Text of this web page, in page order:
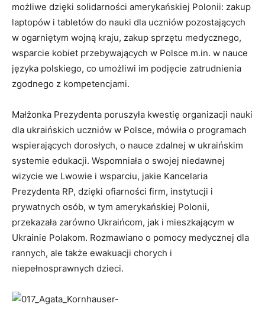
możliwe dzięki solidarności amerykańskiej Polonii: zakup
laptopów i tabletów do nauki dla uczniów pozostających
w ogarniętym wojną kraju, zakup sprzętu medycznego,
wsparcie kobiet przebywających w Polsce m.in. w nauce
języka polskiego, co umożliwi im podjęcie zatrudnienia
zgodnego z kompetencjami.
Małżonka Prezydenta poruszyła kwestię organizacji nauki
dla ukraińskich uczniów w Polsce, mówiła o programach
wspierających dorosłych, o nauce zdalnej w ukraińskim
systemie edukacji. Wspomniała o swojej niedawnej
wizycie we Lwowie i wsparciu, jakie Kancelaria
Prezydenta RP, dzięki ofiarności firm, instytucji i
prywatnych osób, w tym amerykańskiej Polonii,
przekazała zarówno Ukraińcom, jak i mieszkającym w
Ukrainie Polakom. Rozmawiano o pomocy medycznej dla
rannych, ale także ewakuacji chorych i
niepełnosprawnych dzieci.